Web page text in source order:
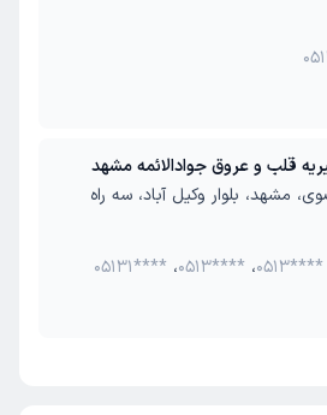
قلب و عروق جوادالائمه مشهد
مشهد، بلوار وکیل آباد، سه راه
05131**** ،0513**** ،0513****